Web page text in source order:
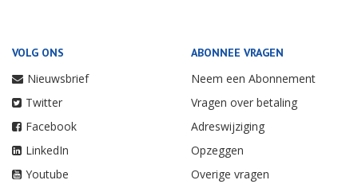
VOLG ONS
Nieuwsbrief
Twitter
Facebook
LinkedIn
Youtube
ABONNEE VRAGEN
Neem een Abonnement
Vragen over betaling
Adreswijziging
Opzeggen
Overige vragen